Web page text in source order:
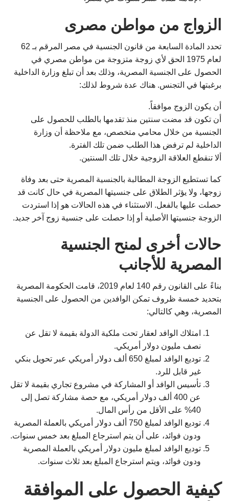
الزواج من مواطن مصرى
تحدد المادة السابعة من قانون الجنسية في مصر المرقم بـ 62
لعام 1975 الحق لأي زوجة متزوجة من مواطن مصري في
الحصول على الجنسية المصرية، وذلك بعد أن تبلغ وزارة الداخلية
برغبتها في التجنس. هناك عدة شروط لذلك:
أن يكون الزوج موافقاً.
أن تكون قد مضت سنتين منذ تقدمها بالطلب للحصول على
الجنسية من خلال محامي متخصص، مع ملاحظة أن وزارة
الداخلية لم ترفض هذا الطلب ضمن تلك الفترة.
ألا تنقطع العلاقة الزوجية خلال تلك السنتين.
كما تستطيع الزوجة المطالبة بالجنسية المصرية حتى بعد وفاة
زوجها، ولا يؤثر الطلاق على جنسيتها المصرية في حال كانت قد
حصلت عليها بالفعل. الاستثناء في هذه الحالات هو إذا استردت
الزوجة جنسيتها الأصلية أو إذا حصلت على جنسية زوج آخر جديد.
حالات أخرى لمنح الجنسية
المصرية للأجانب
بناءً على القانون رقم 140 لعام 2019، قامت الحكومة المصرية
بتحديد خمسة ظروف تمكن الوافدين من الحصول على الجنسية
المصرية، وهي كالتالي:
امتلاك الوافد لعقار تحت ملكية الدولة بقيمة لا تقل عن
نصف مليون دولار أمريكي.
توديع الوافد لمبلغ 650 ألف دولار أمريكي عبر تحويل بنكي
غير قابل للرد.
تأسيس الوافد أو المشاركة في مشروع تجاري بقيمة لا تقل
عن 400 ألف دولار أمريكي، مع حصة مشاركة تصل إلى
40% على الأقل من رأس المال.
توديع الوافد لمبلغ 750 ألف دولار أمريكي بالعملة المصرية
ودون فوائد، على أن يتم استرجاع المبلغ بعد خمس سنوات.
توديع الوافد لمبلغ مليون دولار أمريكي بالعملة المصرية
ودون فوائد، ويتم استرجاع المبلغ بعد ثلاث سنوات.
كيفية الحصول على الموافقة